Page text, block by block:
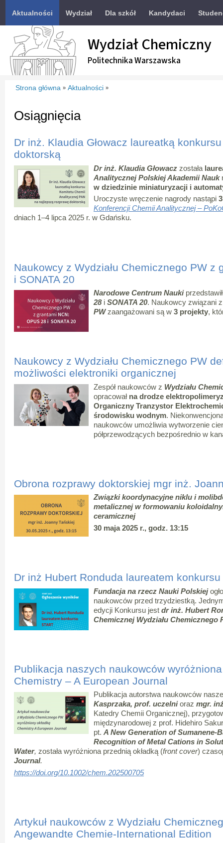
Aktualności Wydział Dla szkół Kandydaci
Wydział Chemiczny
Politechnika Warszawska
Strona główna » Aktualności »
Osiągnięcia
Dr inż. Klaudia Głowacz laureatką
doktorską
Dr inż. Klaudia Głowacz została
Analitycznej Polskiej Akademii Nauk
w dziedzinie miniaturyzacji i
Uroczyste wręczenie nagrody nastąpi
Konferencji Chemii Analitycznej –
dniach 1–4 lipca 2025 r. w Gdańsku.
Naukowcy z Wydziału Chemicznego PW z
i SONATA 20
Narodowe Centrum Nauki
28i SONATA 20. Naukowcy związani
PWzaangażowani są w 3 projekty,
Naukowcy z Wydziału Chemicznego PW
możliwości elektroniki organicznej
Zespół naukowców z Wydziału
opracował na drodze
Organiczny Tranzystor
środowisku wodnym.
naukowców umożliwia wytworzenie
półprzewodzących bezpośrednio w
Obrona rozprawy doktorskiej mgr inż.
Związki koordynacyjne niklu i
metalicznej w formowaniu
ceramicznej
30 maja 2025 r., godz. 13:15
Dr inż Hubert Ronduda laureatem konkursu
Fundacja na rzecz Nauki Polskiej
naukowców przed trzydziestką.
edycji Konkursu jest dr inż. Hubert
Chemicznej Wydziału
Publikacja naszych naukowców
Chemistry – A European Journal
Publikacja autorstwa naukowców
Kasprzaka, prof. uczelni oraz mgr.
Katedry Chemii Organicznej),
międzynarodowej z prof. Hidehiro
pt. A New Generation of Sumanene-
Recognition of Metal Cations in
Water, została wyróżniona przednią okładką (front cover)
Journal.
https://doi.org/10.1002/chem.202500705
Artykuł naukowców z Wydziału
Angewandte Chemie-International Edition